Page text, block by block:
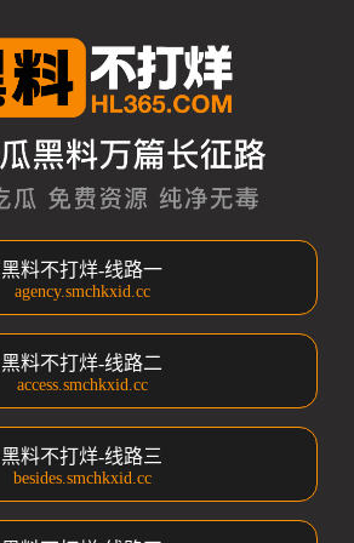
黑料不打烊-线路一
agency.smchkxid.cc
黑料不打烊-线路二
access.smchkxid.cc
黑料不打烊-线路三
besides.smchkxid.cc